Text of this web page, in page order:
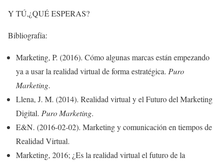
Y TÚ,¿QUÉ ESPERAS?
Bibliografía:
Marketing, P. (2016). Cómo algunas marcas están empezando
ya a usar la realidad virtual de forma estratégica. Puro
Marketing.
Llena, J. M. (2014). Realidad virtual y el Futuro del Marketing
Digital. Puro Marketing.
E&N. (2016-02-02). Marketing y comunicación en tiempos de
Realidad Virtual.
Marketing, 2016; ¿Es la realidad virtual el futuro de la